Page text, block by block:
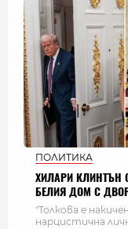
ПОЛИТИКА
ХИЛАРИ КЛИНТЪН
БЕЛИЯ ДОМ С
"Толкова е
нарцистична